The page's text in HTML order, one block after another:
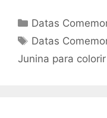
Categorias
Datas
Tags
Datas
Junina para colorir